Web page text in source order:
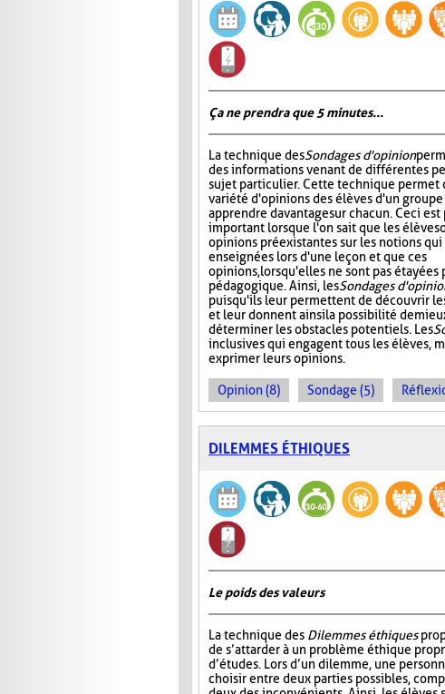
Ça ne prendra que 5 minutes...
La technique desSondages d'opinion
des informations venant de différentes
sujet particulier. Cette technique permet
variété d'opinions des élèves d'un
apprendre davantage sur chacun. Ceci
important lorsque l'on sait que les élèves
opinions préexistantes sur les notions
enseignées lors d'une leçon et que ces
opinions, lorsqu'elles ne sont pas
pédagogique. Ainsi, lesSondages
puisqu'ils leur permettent de découvrir
et leur donnent ainsi la possibilité de
déterminer les obstacles potentiels. Les
inclusives qui engagent tous les élèves,
exprimer leurs opinions.
Opinion (8) Sondage (5)
DILEMMES ÉTHIQUES
Le poids des valeurs
La technique des Dilemmes éthiques
de s’attarder à un problème éthique
d’études. Lors d’un dilemme, une
choisir entre deux parties possibles,